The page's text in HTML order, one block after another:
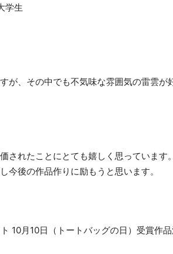
学生
が、その中でも不気味な雰囲気の雷雲が
されたことにとても嬉しく思っています
今後の作品作りに励もうと思います。